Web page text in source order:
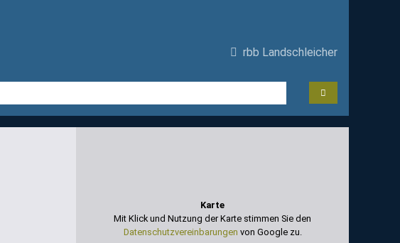
rbb Landschleicher
Karte
Mit Klick und Nutzung der Karte stimmen Sie den
Datenschutzvereinbarungen von Google zu.